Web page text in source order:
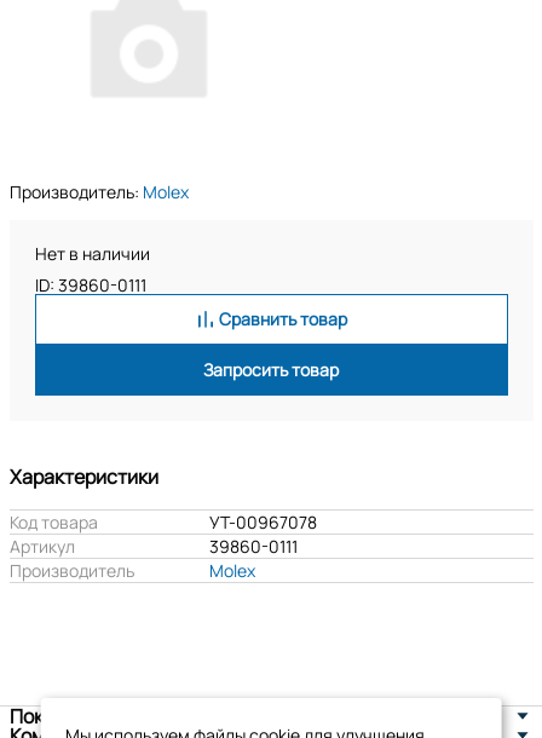
Производитель: Molex
Нет в наличии
ID: 39860-0111
Сравнить товар
Запросить товар
Характеристики
Код товара
УТ-00967078
Артикул
39860-0111
Производитель
Molex
Покупателям